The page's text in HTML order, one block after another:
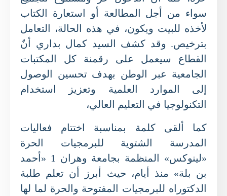
سواء من أجل المطالعة أو استعارة الكتاب
لأخذه للبيت ويكون، في هذه الحالة، التعامل
بترخيص. وقد كشف السيد كمال بداري أنّ
القطاع سيعمل على رقمنة كل المكتبات
الجامعية عبر الوطن بهدف تحسين الوصول
إلى الموارد العلمية وتعزيز استخدام
التكنولوجيا في التعليم العالي،
كما ألقى كلمة بمناسبة اختتام فعاليات
المدرسة الشتوية للبرمجيات الحرة
«لينوكس» المنظمة بجامعة وهران 1 «أحمد
بن بلة» منذ أيام، حيث أبرز أن تعلم طلبة
الدكتوراه للبرمجيات المفتوحة والحرة لما لها